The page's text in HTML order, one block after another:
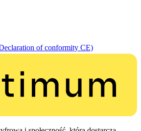
of conformity CE)